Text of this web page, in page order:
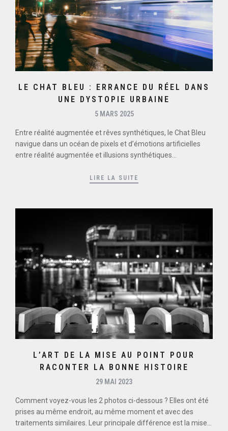
LE CHAT BLEU : ERRANCE DU RÉEL DANS
UNE DYSTOPIE URBAINE
5 MARS 2025
Entre réalité augmentée et rêves synthétiques, le Chat Bleu
navigue dans un océan de pixels et d’émotions artificielles
entre réalité augmentée et illusions synthétiques...
LIRE LA SUITE
L’ART DE LA MISE AU POINT POUR
RACONTER LA BONNE HISTOIRE
29 MAI 2023
Comment voyez-vous les 2 photos ci-dessous ? Elles ont été
prises au même endroit, au même moment et avec des
traitements similaires. Leur principale différence est la mise...